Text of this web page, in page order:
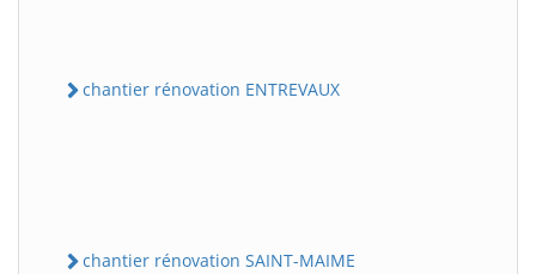
chantier rénovation ENTREVAUX
chantier rénovation SAINT-MAIME